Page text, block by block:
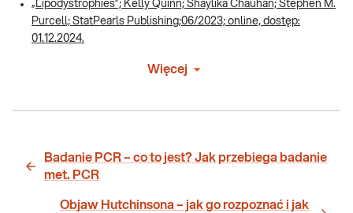
„Lipodystrophies”; Kelly Quinn; Shaylika Chauhan; Stephen M.
Purcell; StatPearls Publishing;06/2023; online, dostęp:
01.12.2024.
Więcej
Badanie PCR – co to jest? Jak przebiega badanie
met. PCR
Objaw Hutchinsona – jak go rozpoznać i jak